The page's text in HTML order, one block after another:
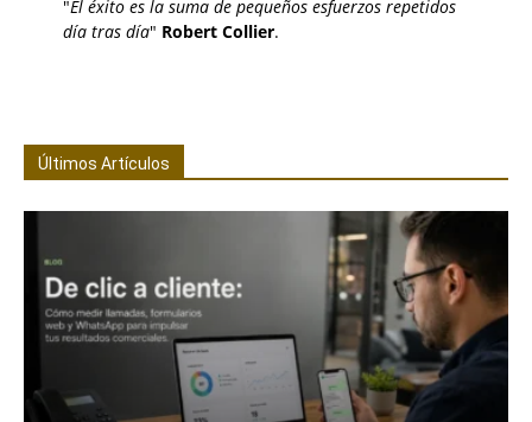
"El éxito es la suma de pequeños esfuerzos repetidos
día tras día" Robert Collier.
Últimos Artículos